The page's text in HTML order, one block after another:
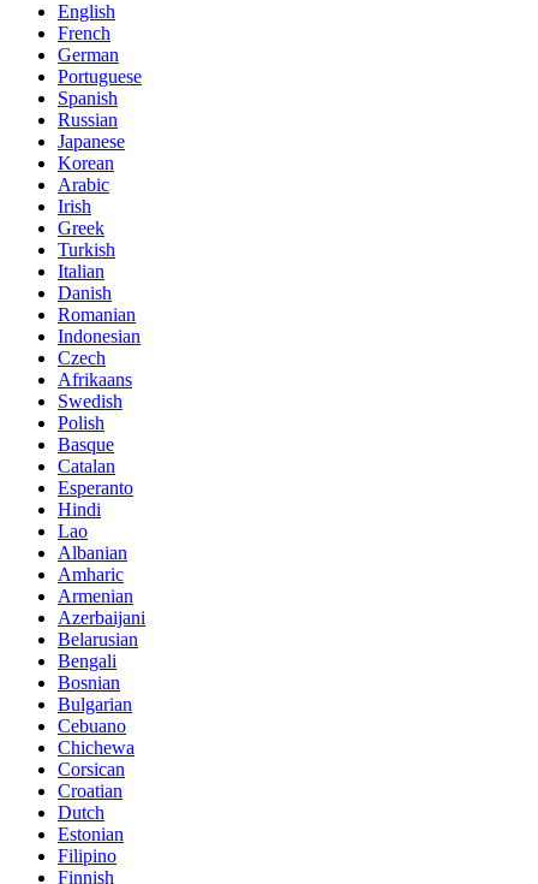
English
French
German
Portuguese
Spanish
Russian
Japanese
Korean
Arabic
Irish
Greek
Turkish
Italian
Danish
Romanian
Indonesian
Czech
Afrikaans
Swedish
Polish
Basque
Catalan
Esperanto
Hindi
Lao
Albanian
Amharic
Armenian
Azerbaijani
Belarusian
Bengali
Bosnian
Bulgarian
Cebuano
Chichewa
Corsican
Croatian
Dutch
Estonian
Filipino
Finnish